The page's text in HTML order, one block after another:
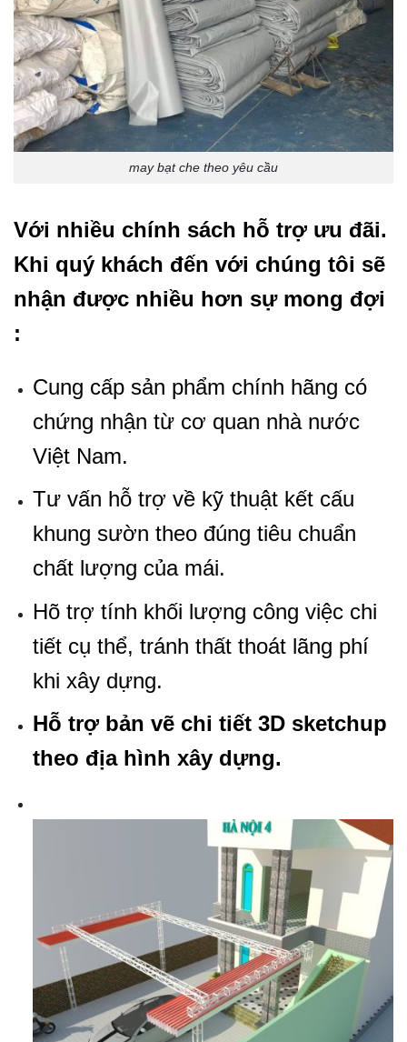
may bạt che theo yêu cầu
Với nhiều chính sách hỗ trợ ưu đãi.
Khi quý khách đến với chúng tôi sẽ
nhận được nhiều hơn sự mong đợi
:
Cung cấp sản phẩm chính hãng có
chứng nhận từ cơ quan nhà nước
Việt Nam.
Tư vấn hỗ trợ về kỹ thuật kết cấu
khung sườn theo đúng tiêu chuẩn
chất lượng của mái.
Hõ trợ tính khối lượng công việc chi
tiết cụ thể, tránh thất thoát lãng phí
khi xây dựng.
Hỗ trợ bản vẽ chi tiết 3D sketchup
theo địa hình xây dựng.